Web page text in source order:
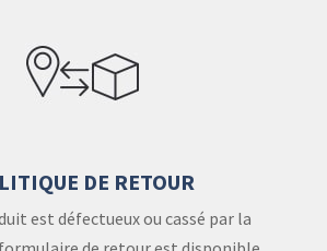
DE RETOUR
est défectueux ou cassé par la